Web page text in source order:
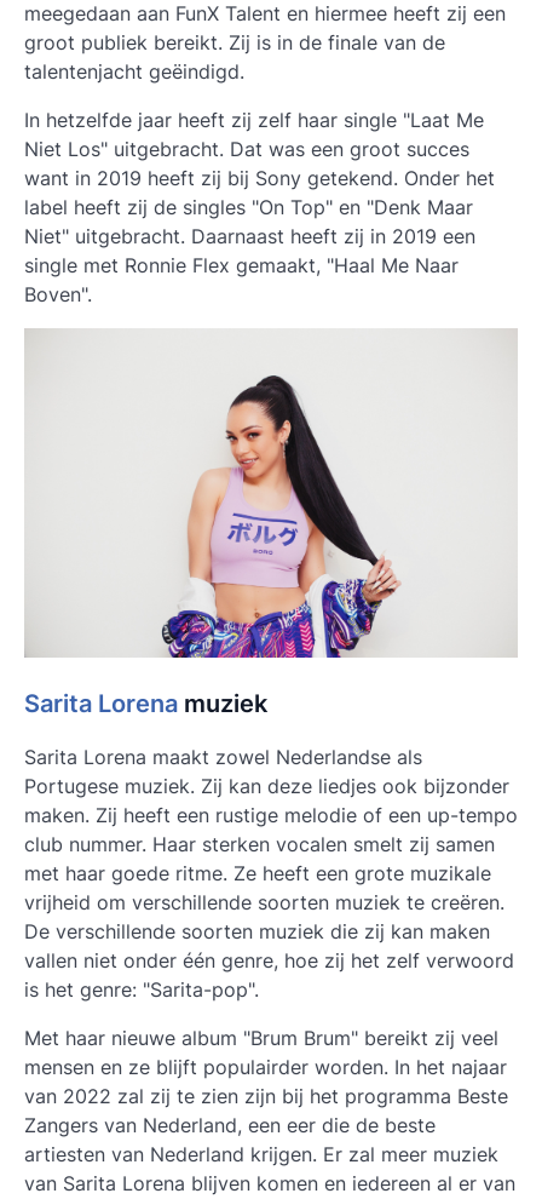
meegedaan aan FunX Talent en hiermee heeft zij een
groot publiek bereikt. Zij is in de finale van de
talentenjacht geëindigd.
In hetzelfde jaar heeft zij zelf haar single "Laat Me
Niet Los" uitgebracht. Dat was een groot succes
want in 2019 heeft zij bij Sony getekend. Onder het
label heeft zij de singles "On Top" en "Denk Maar
Niet" uitgebracht. Daarnaast heeft zij in 2019 een
single met Ronnie Flex gemaakt, "Haal Me Naar
Boven".
Sarita Lorena muziek
Sarita Lorena maakt zowel Nederlandse als
Portugese muziek. Zij kan deze liedjes ook bijzonder
maken. Zij heeft een rustige melodie of een up-tempo
club nummer. Haar sterken vocalen smelt zij samen
met haar goede ritme. Ze heeft een grote muzikale
vrijheid om verschillende soorten muziek te creëren.
De verschillende soorten muziek die zij kan maken
vallen niet onder één genre, hoe zij het zelf verwoord
is het genre: "Sarita-pop".
Met haar nieuwe album "Brum Brum" bereikt zij veel
mensen en ze blijft populairder worden. In het najaar
van 2022 zal zij te zien zijn bij het programma Beste
Zangers van Nederland, een eer die de beste
artiesten van Nederland krijgen. Er zal meer muziek
van Sarita Lorena blijven komen en iedereen al er van